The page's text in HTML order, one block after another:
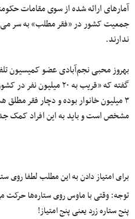
آمارهای ارائه شده از سوی مقامات
جمعیت کشور در «فقر مطلب» به سر
ندارند.
بهروز محبی نجم‌آبادی عضو کمیسیون
گفته که «قریب به ۲۰
۳ میلیون خانوار بوده و دچار فقر مطلق
مشخص است و باید به این افراد کمک
برای امتیاز دادن به این مطلب لطفا روی
توجه: وقتی با ماوس روی ستاره‌ها حرکت
پنج ستاره زرد یعنی پنج امتیاز!